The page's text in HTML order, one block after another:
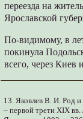
переезда на
Ярославской
По-видимому, в
покинула
всего, через
13. Яковлев В. И. Род
– первой трети XIX